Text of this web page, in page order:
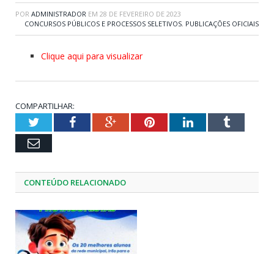
POR ADMINISTRADOR EM 28 DE FEVEREIRO DE 2023
CONCURSOS PÚBLICOS E PROCESSOS SELETIVOS, PUBLICAÇÕES OFICIAIS
Clique aqui para visualizar
COMPARTILHAR:
TwitterFacebookGoogle+PinterestLinkedInTumblr
Email
CONTEÚDO RELACIONADO